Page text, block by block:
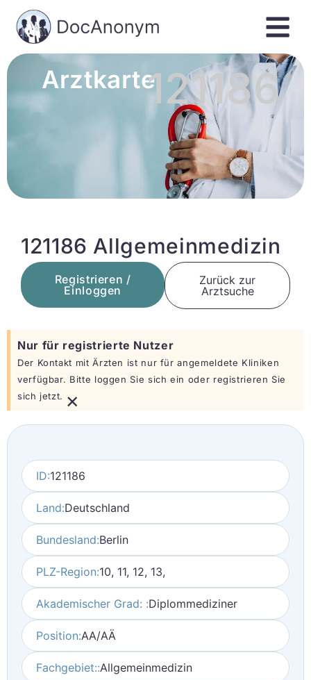
Arztkarte121186
121186 Allgemeinmedizin
Registrieren /
Einloggen
Zurück zur
Arztsuche
Nur für registrierte Nutzer
Der Kontakt mit Ärzten ist nur für angemeldete Kliniken
verfügbar. Bitte loggen Sie sich ein oder registrieren Sie
sich jetzt. ×
ID:121186
Land:Deutschland
Bundesland:Berlin
PLZ-Region:10, 11, 12, 13,
Akademischer Grad: :Diplommediziner
Position:AA/AÄ
Fachgebiet::Allgemeinmedizin